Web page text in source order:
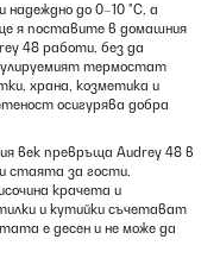
до 0–10 °C, а
я поставите в домашния
48 работи, без да
термостат
храна, козметика и
осигурява добра
век превръща Audrey 48 в
стаята за гости.
крачета и
и кутийки съчетават
е десен и не може да